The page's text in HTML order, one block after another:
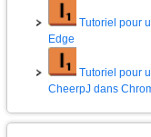
Tutoriel pour
Edge
Tutoriel pour
CheerpJ dans